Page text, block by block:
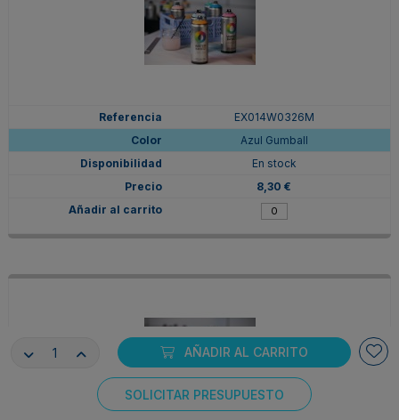
AÑADIR AL CARRITO
SOLICITAR PRESUPUESTO
EX014W0326M
Azul Gumball
En stock
8,30 €
Consentimiento de cookies